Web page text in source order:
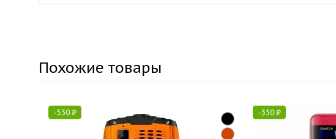
Похожие товары
-530₽ -350₽